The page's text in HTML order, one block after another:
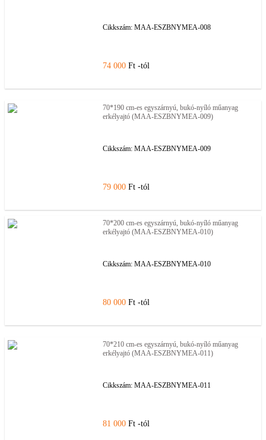
Cikkszám: MAA-ESZBNYMEA-008
74 000 Ft -tól
70*190 cm-es egyszárnyú, bukó-nyíló műanyag
erkélyajtó (MAA-ESZBNYMEA-009)
Cikkszám: MAA-ESZBNYMEA-009
79 000 Ft -tól
70*200 cm-es egyszárnyú, bukó-nyíló műanyag
erkélyajtó (MAA-ESZBNYMEA-010)
Cikkszám: MAA-ESZBNYMEA-010
80 000 Ft -tól
70*210 cm-es egyszárnyú, bukó-nyíló műanyag
erkélyajtó (MAA-ESZBNYMEA-011)
Cikkszám: MAA-ESZBNYMEA-011
81 000 Ft -tól